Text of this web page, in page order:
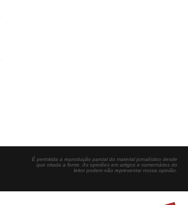
É permitida a reprodução parcial do material jornalístico desde
que citada a fonte. As opiniões em artigos e comentários do
leitor podem não representar nossa opinião.